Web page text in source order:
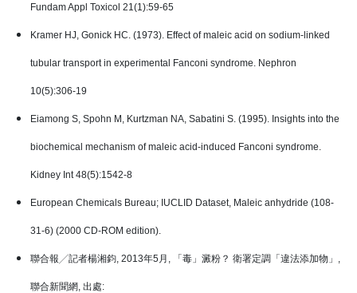
Fundam Appl Toxicol 21(1):59-65
Kramer HJ, Gonick HC. (1973). Effect of maleic acid on sodium-linked
tubular transport in experimental Fanconi syndrome. Nephron
10(5):306-19
Eiamong S, Spohn M, Kurtzman NA, Sabatini S. (1995). Insights into the
biochemical mechanism of maleic acid-induced Fanconi syndrome.
Kidney Int 48(5):1542-8
European Chemicals Bureau; IUCLID Dataset, Maleic anhydride (108-
31-6) (2000 CD-ROM edition).
聯合報╱記者楊湘鈞, 2013年5月, 「毒」澱粉？ 衛署定調「違法添加物」,
聯合新聞網, 出處: